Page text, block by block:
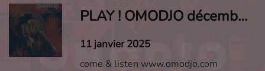
PLAY ! OMODJO décembre 2024
11 janvier 2025
come & listen www.omodjo.com